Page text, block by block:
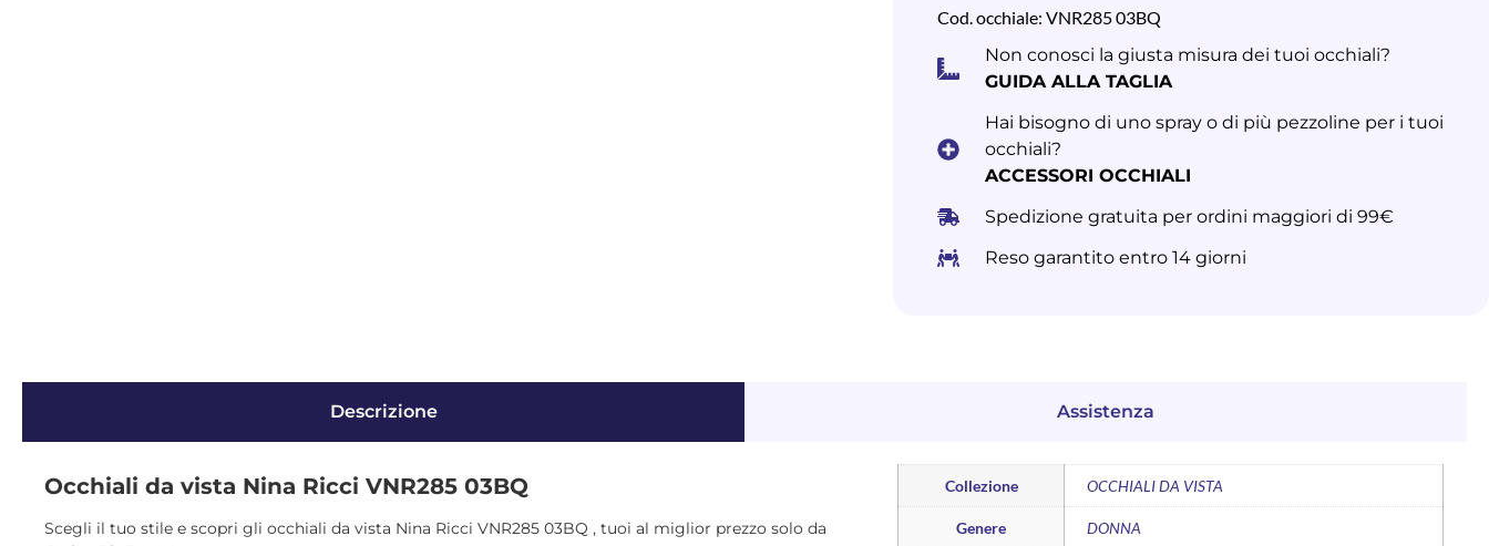
Cod. occhiale: VNR285 03BQ
Non conosci la giusta misura dei tuoi occhiali?
GUIDA ALLA TAGLIA
Hai bisogno di uno spray o di più pezzoline per i tuoi
occhiali?
ACCESSORI OCCHIALI
Spedizione gratuita per ordini maggiori di 99€
Reso garantito entro 14 giorni
Descrizione Assistenza
Occhiali da vista Nina Ricci VNR285 03BQ
Scegli il tuo stile e scopri gli occhiali da vista Nina Ricci VNR285 03BQ , tuoi al miglior prezzo solo da
Collezione OCCHIALI DA VISTA
Genere DONNA